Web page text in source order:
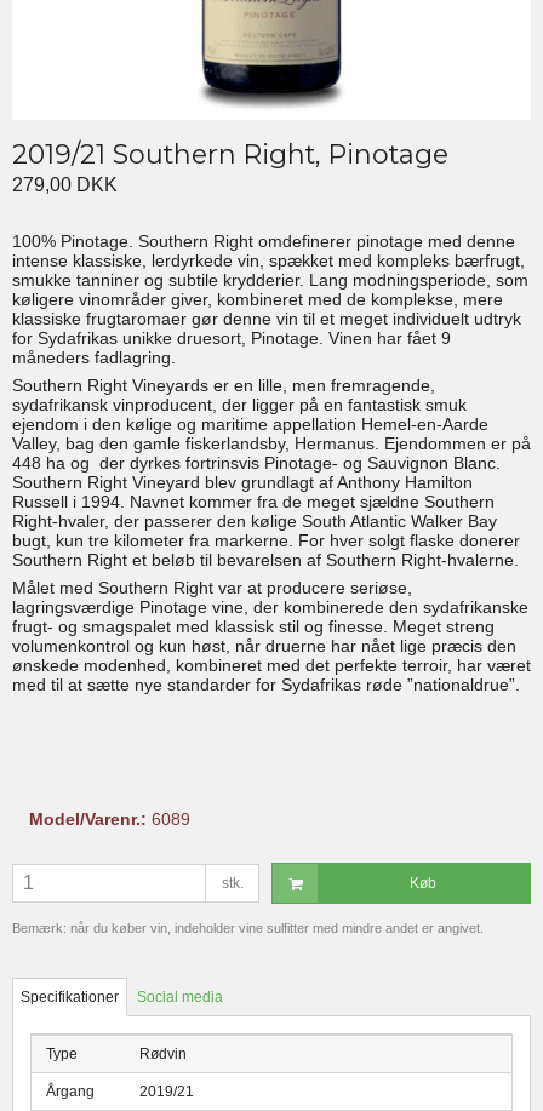
2019/21 Southern Right, Pinotage
279,00 DKK
100% Pinotage. Southern Right omdefinerer pinotage med denne
intense klassiske, lerdyrkede vin, spækket med kompleks bærfrugt,
smukke tanniner og subtile krydderier. Lang modningsperiode, som
køligere vinområder giver, kombineret med de komplekse, mere
klassiske frugtaromaer gør denne vin til et meget individuelt udtryk
for Sydafrikas unikke druesort, Pinotage. Vinen har fået 9
måneders fadlagring.
Southern Right Vineyards er en lille, men fremragende,
sydafrikansk vinproducent, der ligger på en fantastisk smuk
ejendom i den kølige og maritime appellation Hemel-en-Aarde
Valley, bag den gamle fiskerlandsby, Hermanus. Ejendommen er på
448 ha og der dyrkes fortrinsvis Pinotage- og Sauvignon Blanc.
Southern Right Vineyard blev grundlagt af Anthony Hamilton
Russell i 1994. Navnet kommer fra de meget sjældne Southern
Right-hvaler, der passerer den kølige South Atlantic Walker Bay
bugt, kun tre kilometer fra markerne. For hver solgt flaske donerer
Southern Right et beløb til bevarelsen af Southern Right-hvalerne.
Målet med Southern Right var at producere seriøse,
lagringsværdige Pinotage vine, der kombinerede den sydafrikanske
frugt- og smagspalet med klassisk stil og finesse. Meget streng
volumenkontrol og kun høst, når druerne har nået lige præcis den
ønskede modenhed, kombineret med det perfekte terroir, har været
med til at sætte nye standarder for Sydafrikas røde ”nationaldrue”.
Model/Varenr.: 6089
stk. Køb
Bemærk: når du køber vin, indeholder vine sulfitter med mindre andet er angivet.
Specifikationer Social media
Type Rødvin
Årgang 2019/21